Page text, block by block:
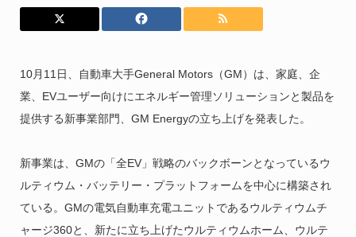
10月11日、自動車大手General Motors（GM）は、家庭、企
業、EVユーザー向けにエネルギー管理ソリューションと製品を
提供する新事業部門、GM Energyの立ち上げを発表した。
新事業は、GMの「全EV」戦略のバックボーンとなっているウ
ルティウム・バッテリー・プラットフォームを中心に構築され
ている。GMの電気自動車充電ユニットであるウルティウムチ
ャージ360と、新たに立ち上げたウルティウムホーム、ウルテ